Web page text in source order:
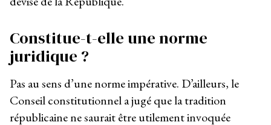
Constitue-t-elle une norme
juridique ?
Pas au sens d’une norme impérative. D’ailleurs, le
Conseil constitutionnel a jugé que la tradition
républicaine ne saurait être utilement invoquée